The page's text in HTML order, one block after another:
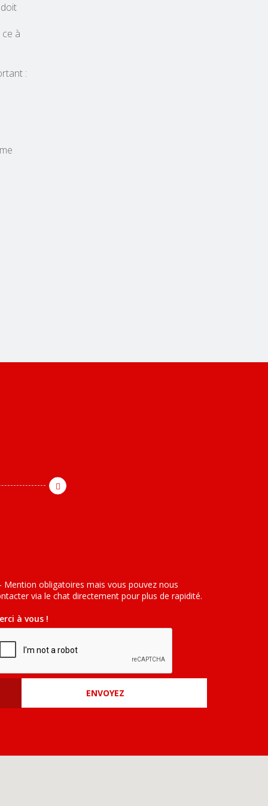
à
:
Mention obligatoires mais vous pouvez nous
via le chat directement pour plus de rapidité.
à vous !
ENVOYEZ